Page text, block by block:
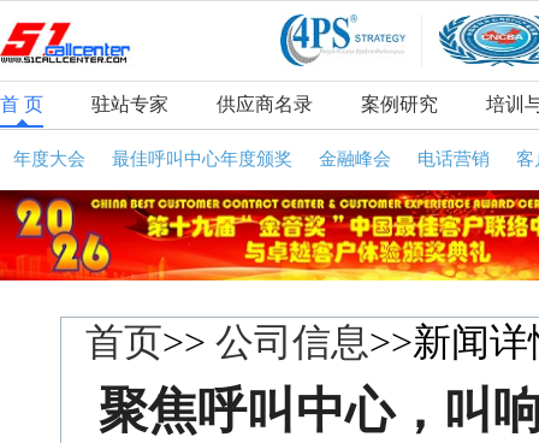
首 页 驻站专家 供应商名录 案例研究 培训
年度大会 最佳呼叫中心年度颁奖 金融峰会 电话营销 客
首页>> 公司信息>>新闻详
聚焦呼叫中心，叫